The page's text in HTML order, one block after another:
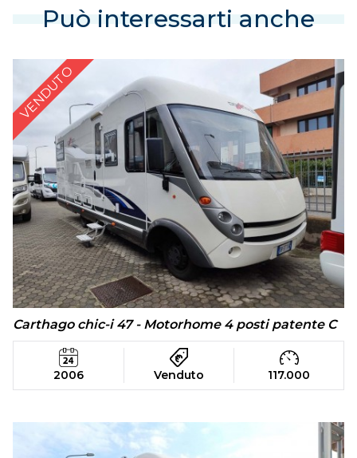
Può interessarti anche
VENDUTO
Carthago chic-i 47 - Motorhome 4 posti patente C
2006 Venduto 117.000